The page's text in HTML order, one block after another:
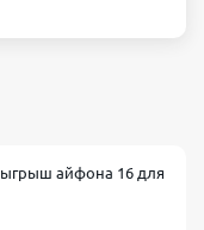
айфона 16 для